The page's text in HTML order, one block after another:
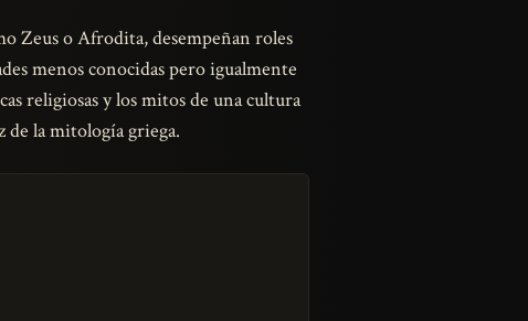
Zeus o Afrodita, desempeñan roles
menos conocidas pero igualmente
religiosas y los mitos de una cultura
de la mitología griega.